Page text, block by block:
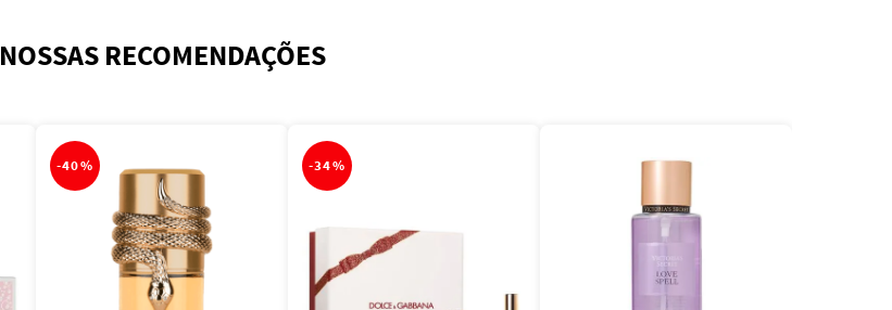
NOSSAS RECOMENDAÇÕES
-40% -34%